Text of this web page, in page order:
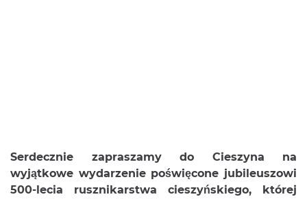
Serdecznie zapraszamy do Cieszyna na
wyjątkowe wydarzenie poświęcone jubileuszowi
500-lecia rusznikarstwa cieszyńskiego, której